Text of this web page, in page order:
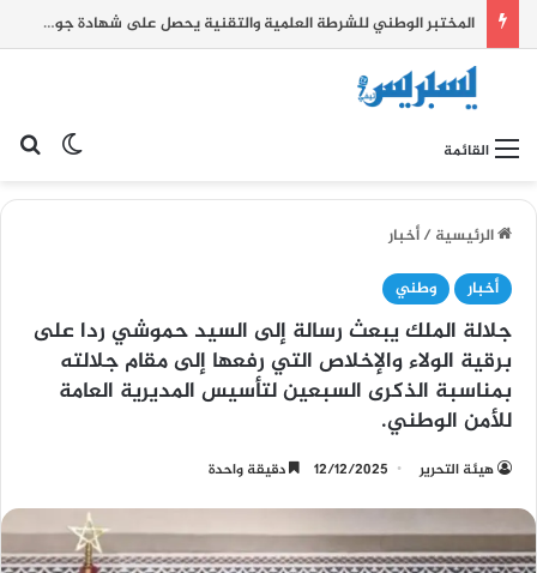
المختبر الوطني للشرطة العلمية والتقنية يحصل على شهادة جودة عالمية
القائمة
الرئيسية/أخبار
أخبار
وطني
جلالة الملك يبعث رسالة إلى السيد حموشي ردا على
برقية الولاء والإخلاص التي رفعها إلى مقام جلالته
بمناسبة الذكرى السبعين لتأسيس المديرية العامة
للأمن الوطني.
هيئة التحرير 12/12/2025 دقيقة واحدة